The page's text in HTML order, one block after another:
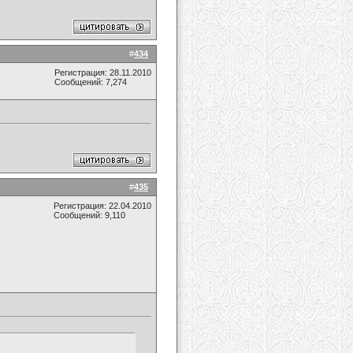
#434
Регистрация: 28.11.2010
Сообщений: 7,274
#435
Регистрация: 22.04.2010
Сообщений: 9,110